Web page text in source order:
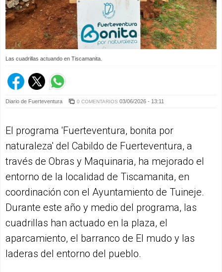
Las cuadrillas actuando en Tiscamanita.
Diario de Fuerteventura 0 COMENTARIOS 03/06/2026 - 13:11
El programa 'Fuerteventura, bonita por
naturaleza' del Cabildo de Fuerteventura, a
través de Obras y Maquinaria, ha mejorado el
entorno de la localidad de Tiscamanita, en
coordinación con el Ayuntamiento de Tuineje.
Durante este año y medio del programa, las
cuadrillas han actuado en la plaza, el
aparcamiento, el barranco de El mudo y las
laderas del entorno del pueblo.